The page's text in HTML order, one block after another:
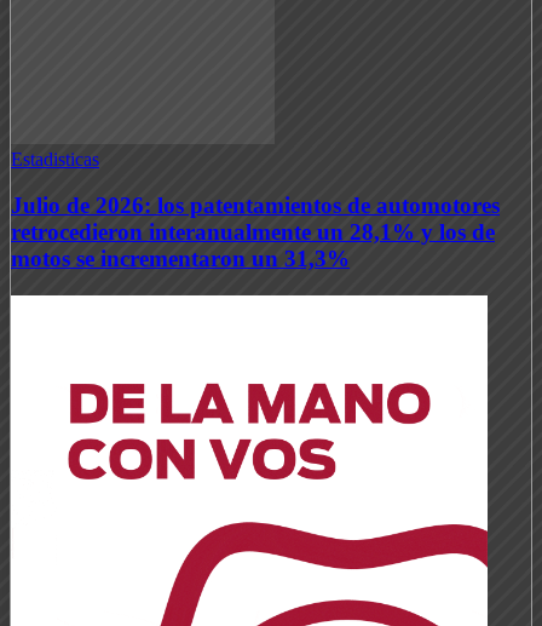
Estadisticas
Julio de 2026: los patentamientos de automotores
retrocedieron interanualmente un 28,1% y los de
motos se incrementaron un 31,3%